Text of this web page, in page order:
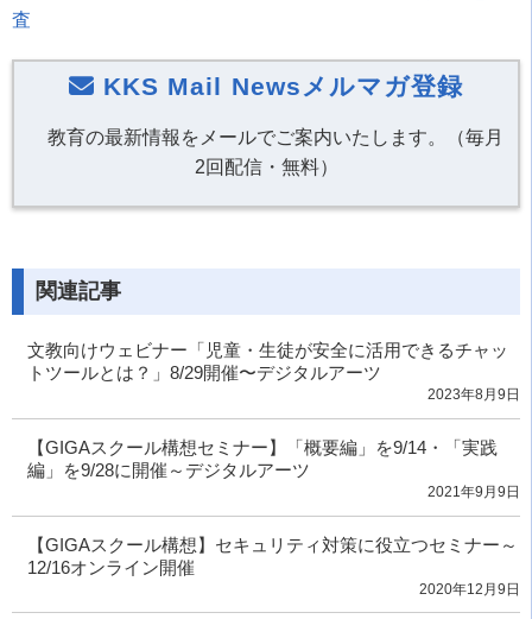
査
KKS Mail Newsメルマガ登録
教育の最新情報をメールでご案内いたします。（毎月
2回配信・無料）
関連記事
文教向けウェビナー「児童・生徒が安全に活用できるチャッ
トツールとは？」8/29開催〜デジタルアーツ
2023年8月9日
【GIGAスクール構想セミナー】「概要編」を9/14・「実践
編」を9/28に開催～デジタルアーツ
2021年9月9日
【GIGAスクール構想】セキュリティ対策に役立つセミナー～
12/16オンライン開催
2020年12月9日